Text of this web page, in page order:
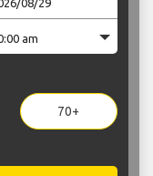
70+